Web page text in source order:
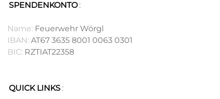
SPENDENKONTO :
Name: Feuerwehr Wörgl
IBAN: AT67 3635 8001 0063 0301
BIC: RZTIAT22358
QUICK LINKS :